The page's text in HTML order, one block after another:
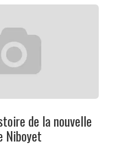
de la nouvelle
Niboyet